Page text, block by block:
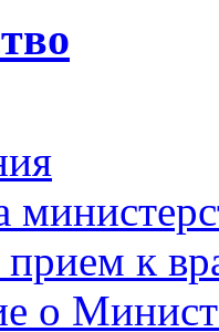
прием к
о